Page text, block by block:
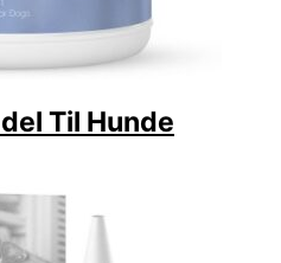
Til Hunde